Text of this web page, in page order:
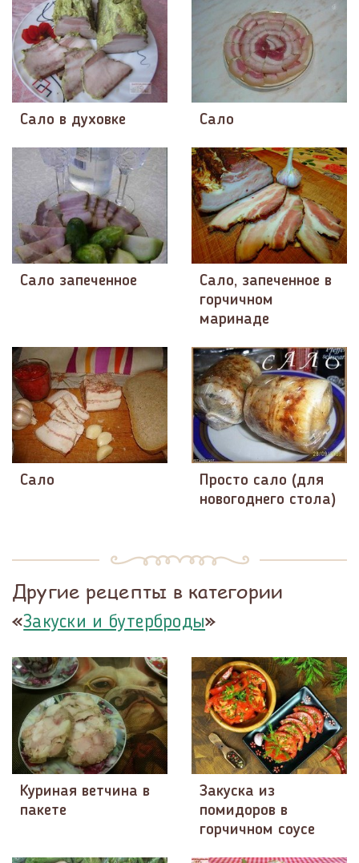
Сало в духовке Сало
Сало запеченное
Сало, запеченное в
горчичном
маринаде
Сало
Просто сало (для
новогоднего стола)
Другие рецепты в категории
«Закуски и бутерброды»
Куриная ветчина в
пакете
Закуска из
помидоров в
горчичном соусе